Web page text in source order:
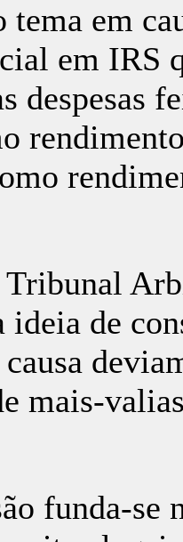
tema em
em IRS
despesas
ideia de
mais-
funda-se